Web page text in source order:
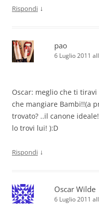
Rispondi ↓
pao
6 Luglio 2011
Oscar: meglio che ti
che mangiare Bambi!!(a
trovato? ..il canone
lo trovi lui! ):D
Rispondi ↓
Oscar Wilde
6 Luglio 2011